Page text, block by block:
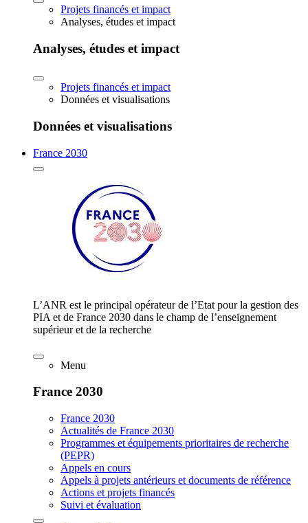
Projets financés et impact
Analyses, études et impact
Analyses, études et impact
Projets financés et impact
Données et visualisations
Données et visualisations
France 2030
L’ANR est le principal opérateur de l’Etat pour la gestion des
PIA et de France 2030 dans le champ de l’enseignement
supérieur et de la recherche
Menu
France 2030
France 2030
Actualités de France 2030
Programmes et équipements prioritaires de recherche
(PEPR)
Appels en cours
Appels à projets antérieurs et documents de référence
Actions et projets financés
Suivi et évaluation